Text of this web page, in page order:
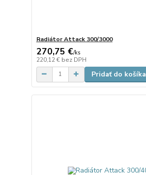
Radiátor Attack 300/3000
270,75 €/ks
220,12 € bez DPH
Pridať do košíka